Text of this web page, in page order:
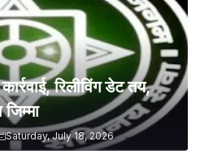
रिलीविंग डेट तय,
Saturday, July 18, 2026